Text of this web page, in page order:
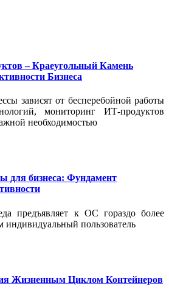
– Краеугольный Камень
Бизнеса
зависят от бесперебойной работы
мониторинг ИТ-продуктов
необходимостью
для бизнеса: Фундамент
предъявляет к ОС гораздо более
индивидуальный пользователь
Жизненным Циклом Контейнеров